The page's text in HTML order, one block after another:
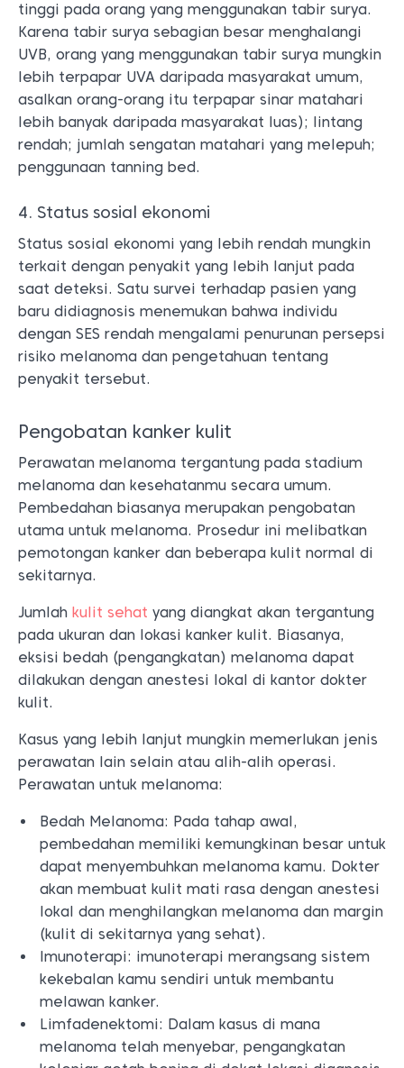
tinggi pada orang yang menggunakan tabir surya.
Karena tabir surya sebagian besar menghalangi
UVB, orang yang menggunakan tabir surya mungkin
lebih terpapar UVA daripada masyarakat umum,
asalkan orang-orang itu terpapar sinar matahari
lebih banyak daripada masyarakat luas); lintang
rendah; jumlah sengatan matahari yang melepuh;
penggunaan tanning bed.
4. Status sosial ekonomi
Status sosial ekonomi yang lebih rendah mungkin
terkait dengan penyakit yang lebih lanjut pada
saat deteksi. Satu survei terhadap pasien yang
baru didiagnosis menemukan bahwa individu
dengan SES rendah mengalami penurunan persepsi
risiko melanoma dan pengetahuan tentang
penyakit tersebut.
Pengobatan kanker kulit
Perawatan melanoma tergantung pada stadium
melanoma dan kesehatanmu secara umum.
Pembedahan biasanya merupakan pengobatan
utama untuk melanoma. Prosedur ini melibatkan
pemotongan kanker dan beberapa kulit normal di
sekitarnya.
Jumlah kulit sehat yang diangkat akan tergantung
pada ukuran dan lokasi kanker kulit. Biasanya,
eksisi bedah (pengangkatan) melanoma dapat
dilakukan dengan anestesi lokal di kantor dokter
kulit.
Kasus yang lebih lanjut mungkin memerlukan jenis
perawatan lain selain atau alih-alih operasi.
Perawatan untuk melanoma:
Bedah Melanoma: Pada tahap awal,
pembedahan memiliki kemungkinan besar untuk
dapat menyembuhkan melanoma kamu. Dokter
akan membuat kulit mati rasa dengan anestesi
lokal dan menghilangkan melanoma dan margin
(kulit di sekitarnya yang sehat).
Imunoterapi: imunoterapi merangsang sistem
kekebalan kamu sendiri untuk membantu
melawan kanker.
Limfadenektomi: Dalam kasus di mana
melanoma telah menyebar, pengangkatan